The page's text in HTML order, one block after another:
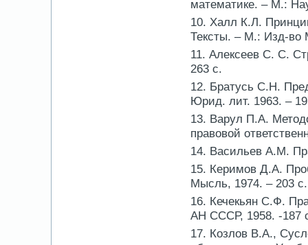
математике. – М.:
10. Халл К.Л.
Тексты. – М.: Изд-во
11. Алексеев С. С.
263 с.
12. Братусь С.Н.
Юрид. лит. 1963. –
13. Варул П.А.
правовой
14. Васильев А.М.
15. Керимов Д.А.
Мысль, 1974. – 203 с.
16. Кечекьян С.Ф.
АН СССР, 1958. -187
17. Козлов В.А.,